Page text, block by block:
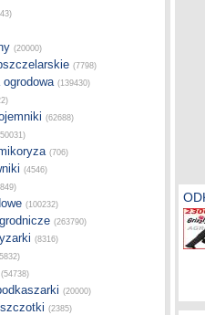
(20000)
(7798)
(139430)
(62688)
(706)
(4546)
(100232)
(263790)
(8316)
(54738)
(20000)
(2385)